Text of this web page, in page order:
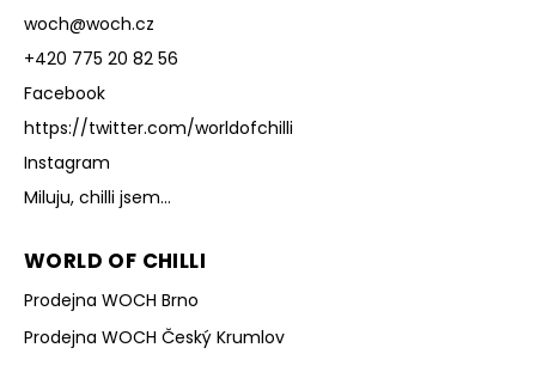
woch@woch.cz
+420 775 20 82 56
Facebook
https://twitter.com/worldofchilli
Instagram
Miluju, chilli jsem...
WORLD OF CHILLI
Prodejna WOCH Brno
Prodejna WOCH Český Krumlov